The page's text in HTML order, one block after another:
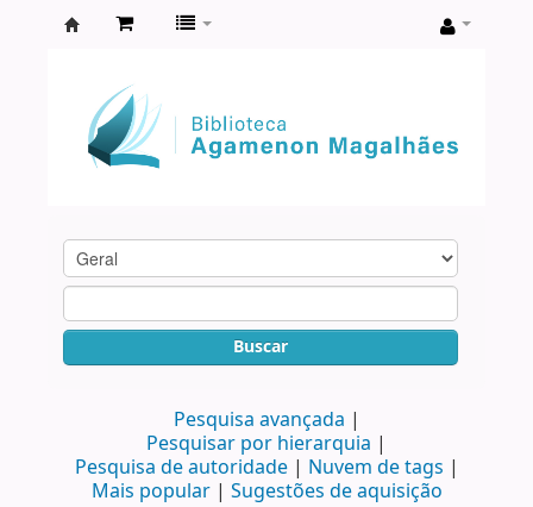
Agamenon
Magalhães
Buscar
Pesquisa avançada
Pesquisar por hierarquia
Pesquisa de autoridade
Nuvem de tags
Mais popular
Sugestões de aquisição